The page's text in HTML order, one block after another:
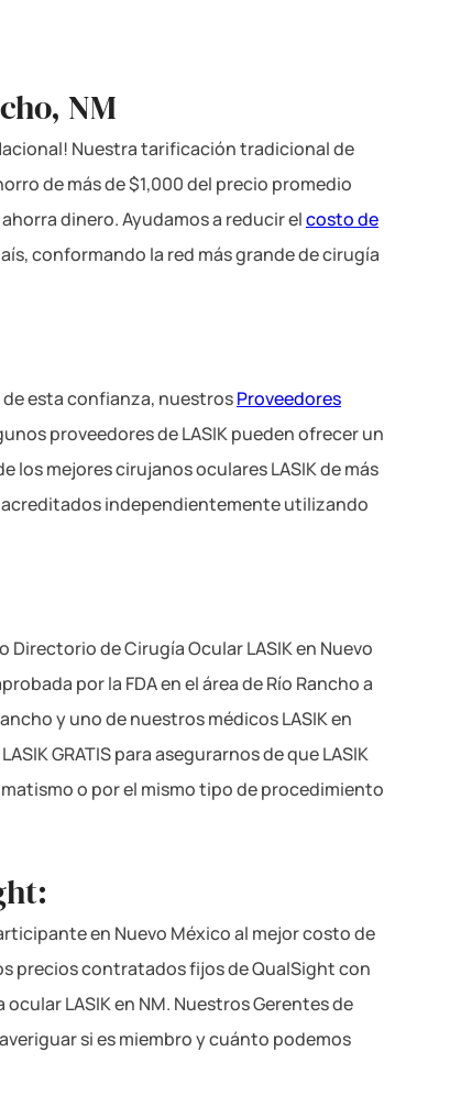
NM
Nuestra tarificación tradicional de
de más de $1,000 del precio promedio
dinero. Ayudamos a reducir elcosto de
conformando la red más grande de cirugía
esta confianza, nuestrosProveedores
proveedores de LASIK pueden ofrecer un
los mejores cirujanos oculares LASIK de más
acreditados independientemente utilizando
de Cirugía Ocular LASIK en Nuevo
por la FDA en el área de Río Rancho a
y uno de nuestros médicos LASIK en
GRATIS para asegurarnos de que LASIK
o por el mismo tipo de procedimiento
en Nuevo México al mejor costo de
precios contratados fijos de QualSight con
LASIK en NM. Nuestros Gerentes de
si es miembro y cuánto podemos